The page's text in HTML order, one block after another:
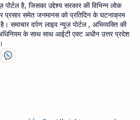
पोर्टल है, जिसका उद्देश्य सरकार की विभिन्न लोक
प्रसार समेत जनमानस को प्रतिदिन के घटनाक्रम
समाचार दर्पण लाइव न्यूज़ पोर्टल , अभिव्यक्ति की
के साथ साथ आईटी एक्ट अधीन उत्तर प्रदेश